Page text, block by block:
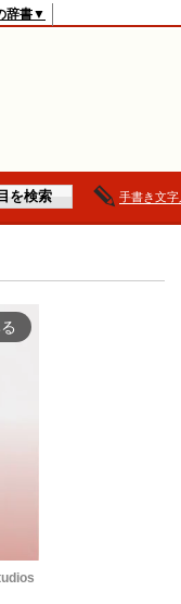
辞書▼
手書き文字